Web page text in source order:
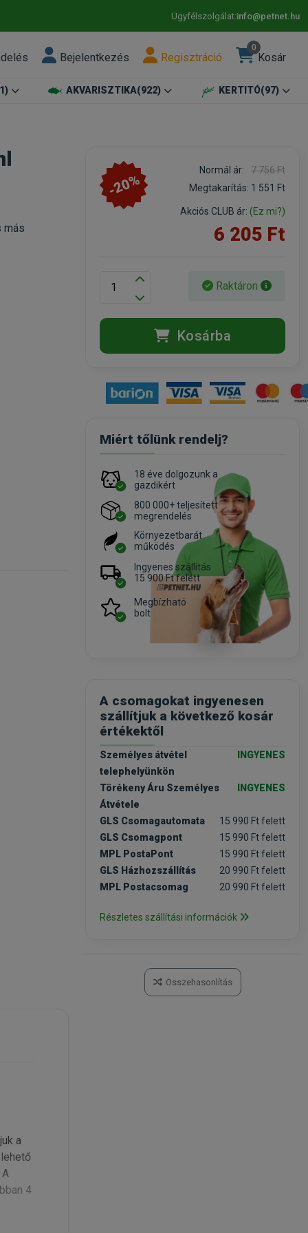
Ügyfélszolgálat:info@petnet.hu
Bejelentkezés Regisztráció
0
Kosár
AKVARISZTIKA(922) KERTITÓ(97)
más
a
4
-20%
Normál ár:
7 756 Ft
Megtakarítás: 1 551 Ft
Akciós CLUB ár: (Ez mi?)
6 205 Ft
Raktáron
Kosárba
Miért tőlünk rendelj?
18 éve dolgozunk a
gazdikért
800 000+ teljesített
megrendelés
Környezetbarát
működés
Ingyenes szállítás
15 900 Ft felett
Megbízható
bolt
A csomagokat ingyenesen
szállítjuk a következő kosár
értékektől
Személyes átvétel
telephelyünkön
INGYENES
Törékeny Áru Személyes
Átvétele
INGYENES
GLS Csomagautomata
15 990 Ft felett
GLS Csomagpont
15 990 Ft felett
MPL PostaPont
15 990 Ft felett
GLS Házhozszállítás
20 990 Ft felett
MPL Postacsomag
20 990 Ft felett
Részletes szállítási információk
Összehasonlítás